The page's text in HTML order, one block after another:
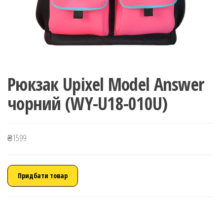
Рюкзак Upixel Model Answer
чорний (WY-U18-010U)
₴1599
Придбати товар